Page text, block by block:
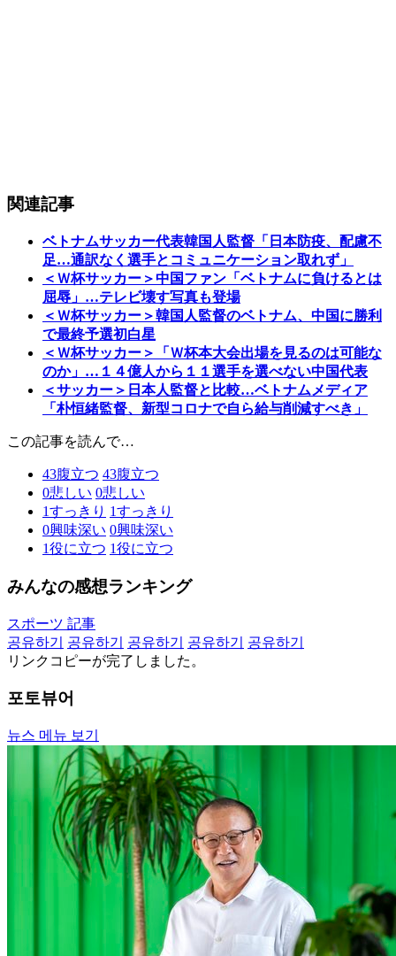
関連記事
ベトナムサッカー代表韓国人監督「日本防疫、配慮不
足…通訳なく選手とコミュニケーション取れず」
＜Ｗ杯サッカー＞中国ファン「ベトナムに負けるとは
屈辱」…テレビ壊す写真も登場
＜Ｗ杯サッカー＞韓国人監督のベトナム、中国に勝利
で最終予選初白星
＜Ｗ杯サッカー＞「Ｗ杯本大会出場を見るのは可能な
のか」…１４億人から１１選手を選べない中国代表
＜サッカー＞日本人監督と比較…ベトナムメディア
「朴恒緒監督、新型コロナで自ら給与削減すべき」
この記事を読んで…
43腹立つ 43腹立つ
0悲しい 0悲しい
1すっきり 1すっきり
0興味深い 0興味深い
1役に立つ 1役に立つ
みんなの感想ランキング
スポーツ 記事
공유하기
공유하기 공유하기 공유하기
공유하기
リンクコピーが完了しました。
포토뷰어
뉴스 메뉴 보기